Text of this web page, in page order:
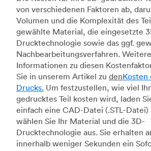
von verschiedenen Faktoren ab,
Volumen und die Komplexität des
gewählte Material, die eingesetzte
Drucktechnologie sowie das ggf.
Nachbearbeitungsverfahren. Weitere
Informationen zu diesen
Sie in unserem Artikel zu denKosten
Drucks. Um festzustellen, wie viel
gedrucktes Teil kosten wird, laden
einfach eine CAD-Datei (.STL-Datei)
wählen Sie Ihr Material und die 3D-
Drucktechnologie aus. Sie erhalten
innerhalb weniger Sekunden ein